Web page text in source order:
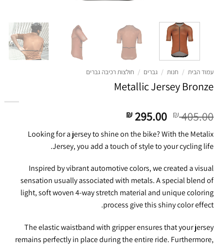
עמוד הבית / חנות / גברים / חולצות רכיבה גברים
Metallic Jersey Bronze
₪405.00 דילוג
לתוכן
₪295.00
לתוכן
Looking for a jersey to shine on the bike? With the Metalix
Jersey, you add a touch of style to your cycling life.
Inspired by vibrant automotive colors, we created a visual
sensation usually associated with metals. A special blend of
light, soft woven 4-way stretch material and unique coloring
process give this shiny color effect.
The elastic waistband with gripper ensures that your jersey
remains perfectly in place during the entire ride. Furthermore,